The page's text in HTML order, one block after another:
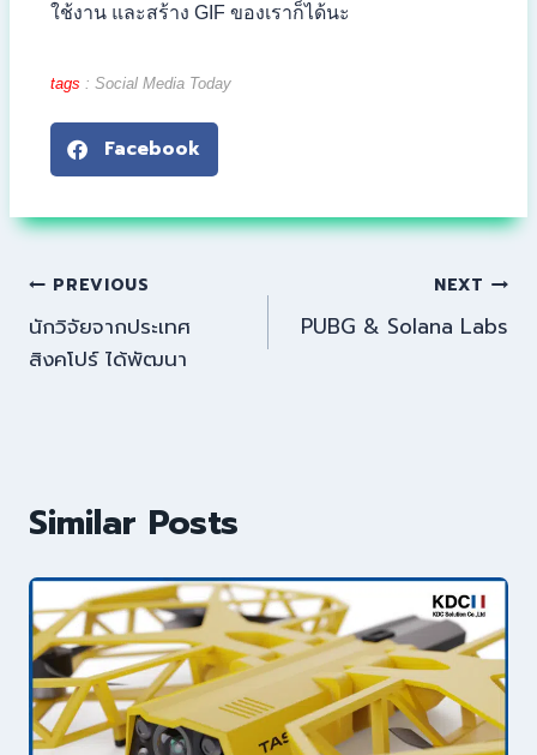
ใช้งาน และสร้าง GIF ของเราก็ได้นะ
tags : Social Media Today
Facebook
PREVIOUS
นักวิจัยจากประเทศ
สิงคโปร์ ได้พัฒนา
NEXT
PUBG & Solana Labs
Similar Posts